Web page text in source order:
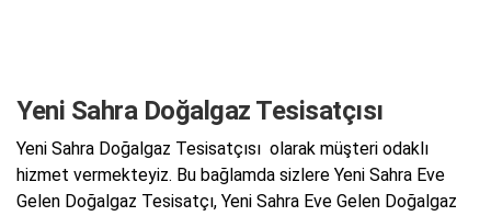
Yeni Sahra Doğalgaz Tesisatçısı
Yeni Sahra Doğalgaz Tesisatçısı olarak müşteri odaklı
hizmet vermekteyiz. Bu bağlamda sizlere Yeni Sahra Eve
Gelen Doğalgaz Tesisatçı, Yeni Sahra Eve Gelen Doğalgaz